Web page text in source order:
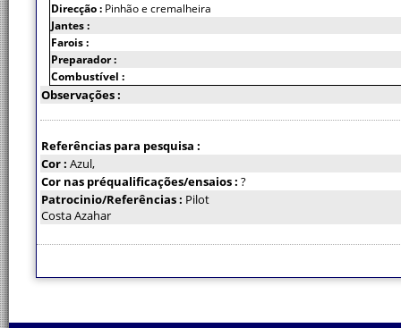
Direcção : Pinhão e cremalheira
Jantes :
Farois :
Preparador :
Combustível :
Observações :
Referências para pesquisa :
Cor : Azul,
Cor nas préqualificações/ensaios : ?
Patrocinio/Referências : Pilot
Costa Azahar